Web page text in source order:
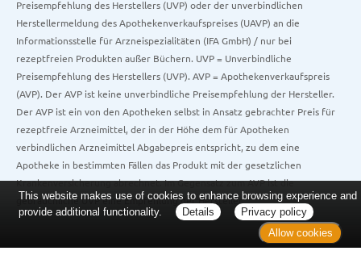
Preisempfehlung des Herstellers (UVP) oder der unverbindlichen
Herstellermeldung des Apothekenverkaufspreises (UAVP) an die
Informationsstelle für Arzneispezialitäten (IFA GmbH) / nur bei
rezeptfreien Produkten außer Büchern. UVP = Unverbindliche
Preisempfehlung des Herstellers (UVP). AVP = Apothekenverkaufspreis
(AVP). Der AVP ist keine unverbindliche Preisempfehlung der Hersteller.
Der AVP ist ein von den Apotheken selbst in Ansatz gebrachter Preis für
rezeptfreie Arzneimittel, der in der Höhe dem für Apotheken
verbindlichen Arzneimittel Abgabepreis entspricht, zu dem eine
Apotheke in bestimmten Fällen das Produkt mit der gesetzlichen
Krankenversicherung abrechnet. Im Gegensatz zum AVP ist die
gebräuchliche UVP eine Empfehlung der Hersteller.
This website makes use of cookies to enhance browsing experience and
provide additional functionality.
Details
Privacy policy
Allow cookies